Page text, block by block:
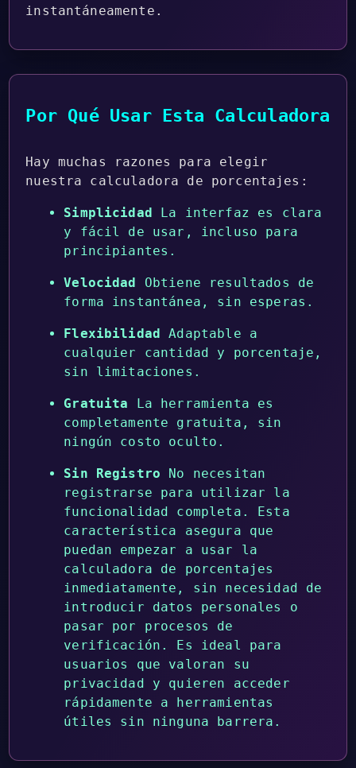
instantáneamente.
Por Qué Usar Esta Calculadora
Hay muchas razones para elegir
nuestra calculadora de porcentajes:
Simplicidad La interfaz es clara
y fácil de usar, incluso para
principiantes.
Velocidad Obtiene resultados de
forma instantánea, sin esperas.
Flexibilidad Adaptable a
cualquier cantidad y porcentaje,
sin limitaciones.
Gratuita La herramienta es
completamente gratuita, sin
ningún costo oculto.
Sin Registro No necesitan
registrarse para utilizar la
funcionalidad completa. Esta
característica asegura que
puedan empezar a usar la
calculadora de porcentajes
inmediatamente, sin necesidad de
introducir datos personales o
pasar por procesos de
verificación. Es ideal para
usuarios que valoran su
privacidad y quieren acceder
rápidamente a herramientas
útiles sin ninguna barrera.